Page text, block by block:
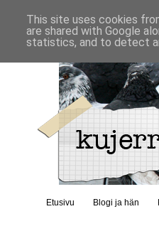
Etusivu Blogi ja hän
This site uses cookies
are shared with Google
statistics, and to detect